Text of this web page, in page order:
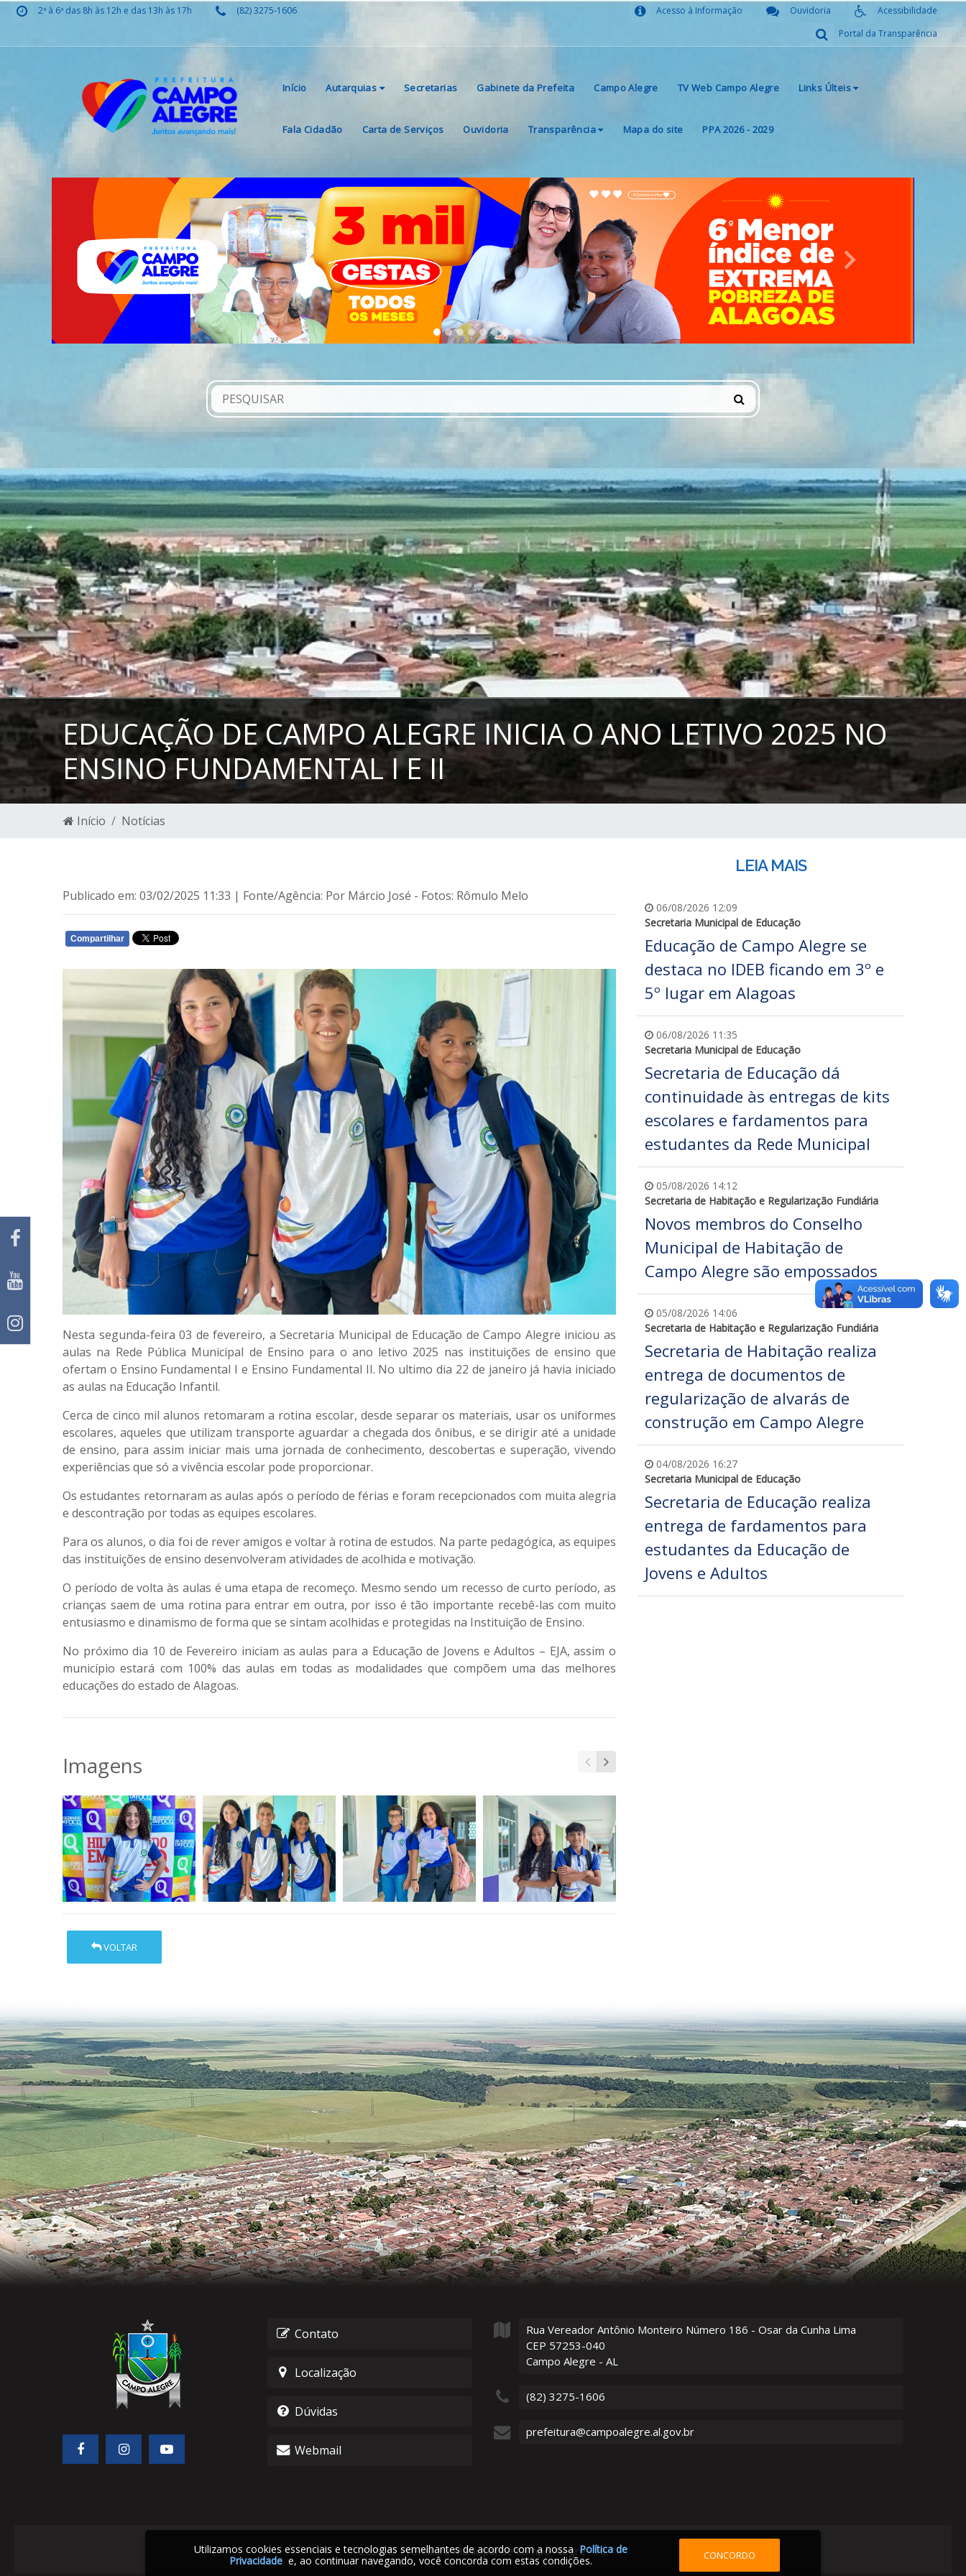
2ª à 6ª das 8h às 12h e das 13h às 17h (82) 3275-1606 Acessibilidade
Ouvidoria
Acesso à Informação
Portal da Transparência
Início Autarquias Secretarias Gabinete da Prefeita Campo Alegre TV Web Campo Alegre Links Últeis
Fala Cidadão Carta de Serviços Ouvidoria Transparência Mapa do site PPA 2026 - 2029
Previous Next
EDUCAÇÃO DE CAMPO ALEGRE INICIA O ANO LETIVO 2025 NO
ENSINO FUNDAMENTAL I E II
Início Notícias
Publicado em: 03/02/2025 11:33 | Fonte/Agência: Por Márcio José - Fotos: Rômulo Melo
Compartilhar
Nesta segunda-feira 03 de fevereiro, a Secretaria Municipal de Educação de Campo Alegre iniciou as
aulas na Rede Pública Municipal de Ensino para o ano letivo 2025 nas instituições de ensino que
ofertam o Ensino Fundamental I e Ensino Fundamental II. No ultimo dia 22 de janeiro já havia iniciado
as aulas na Educação Infantil.
Cerca de cinco mil alunos retomaram a rotina escolar, desde separar os materiais, usar os uniformes
escolares, aqueles que utilizam transporte aguardar a chegada dos ônibus, e se dirigir até a unidade
de ensino, para assim iniciar mais uma jornada de conhecimento, descobertas e superação, vivendo
experiências que só a vivência escolar pode proporcionar.
Os estudantes retornaram as aulas após o período de férias e foram recepcionados com muita alegria
e descontração por todas as equipes escolares.
Para os alunos, o dia foi de rever amigos e voltar à rotina de estudos. Na parte pedagógica, as equipes
das instituições de ensino desenvolveram atividades de acolhida e motivação.
O período de volta às aulas é uma etapa de recomeço. Mesmo sendo um recesso de curto período, as
crianças saem de uma rotina para entrar em outra, por isso é tão importante recebê-las com muito
entusiasmo e dinamismo de forma que se sintam acolhidas e protegidas na Instituição de Ensino.
No próximo dia 10 de Fevereiro iniciam as aulas para a Educação de Jovens e Adultos – EJA, assim o
município estará com 100% das aulas em todas as modalidades que compõem uma das melhores
educações do estado de Alagoas.
Imagens
VOLTAR
LEIA MAIS
06/08/2026 12:09
Secretaria Municipal de Educação
Educação de Campo Alegre se
destaca no IDEB ficando em 3º e
5º lugar em Alagoas
06/08/2026 11:35
Secretaria Municipal de Educação
Secretaria de Educação dá
continuidade às entregas de kits
escolares e fardamentos para
estudantes da Rede Municipal
05/08/2026 14:12
Secretaria de Habitação e Regularização Fundiária
Novos membros do Conselho
Municipal de Habitação de
Campo Alegre são empossados
05/08/2026 14:06
Secretaria de Habitação e Regularização Fundiária
Secretaria de Habitação realiza
entrega de documentos de
regularização de alvarás de
construção em Campo Alegre
04/08/2026 16:27
Secretaria Municipal de Educação
Secretaria de Educação realiza
entrega de fardamentos para
estudantes da Educação de
Jovens e Adultos
Contato
Localização
Dúvidas
Webmail
Rua Vereador Antônio Monteiro Número 186 - Osar da Cunha Lima
CEP 57253-040
Campo Alegre - AL
(82) 3275-1606
prefeitura@campoalegre.al.gov.br
2026 © Prefeitura Municipal de Campo Alegre - AL
Utilizamos cookies essenciais e tecnologias semelhantes de acordo com a nossaPolítica de
Privacidade e, ao continuar navegando, você concorda com estas condições. CONCORDO